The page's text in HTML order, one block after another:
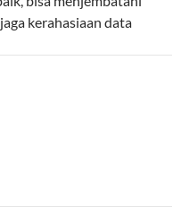
kerahasiaan data